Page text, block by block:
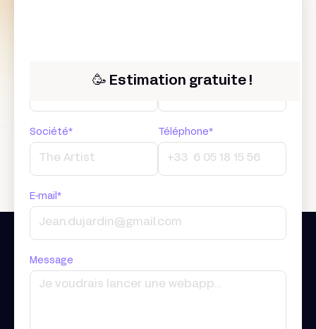
🥳 Estimation gratuite !
Société* Téléphone*
E-mail*
Message